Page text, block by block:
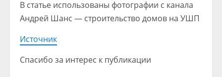
В статье использованы фотографии с канала
Андрей Шанс — строительство домов на УШП
Источник
Спасибо за интерес к публикации